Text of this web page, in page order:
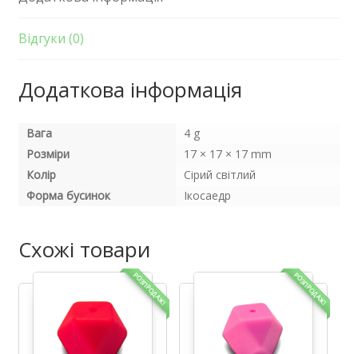
кількість
Відгуки (0)
Додаткова інформація
Вага
4 g
Розміри
17 × 17 × 17 mm
Колір
Сірий світлий
Форма бусинок
Ікосаедр
Схожі товари
РОЗПРОДАЖ! РОЗПРОДАЖ!